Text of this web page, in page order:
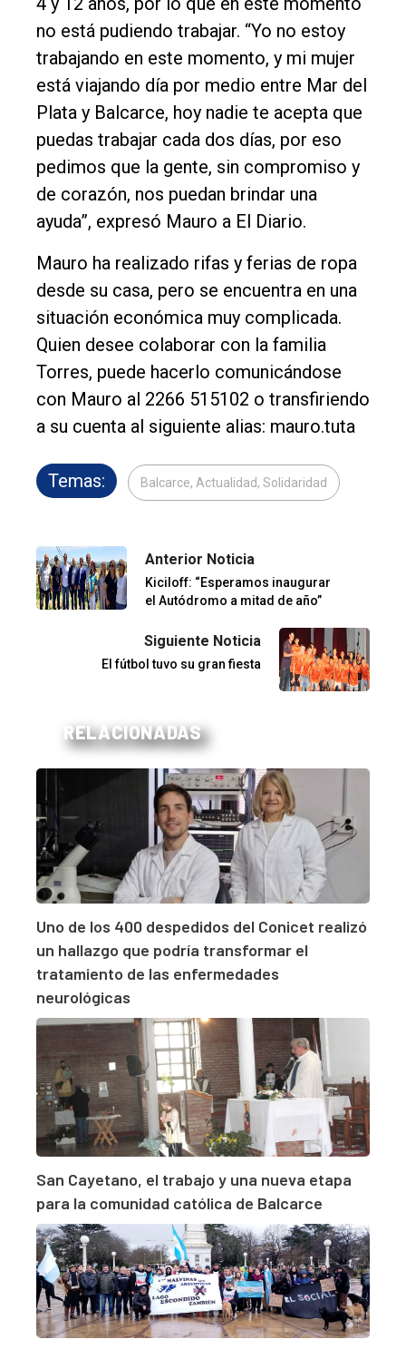
no está pudiendo trabajar. “Yo no estoy
trabajando en este momento, y mi mujer
está viajando día por medio entre Mar del
Plata y Balcarce, hoy nadie te acepta que
puedas trabajar cada dos días, por eso
pedimos que la gente, sin compromiso y
de corazón, nos puedan brindar una
ayuda”, expresó Mauro a El Diario.
Mauro ha realizado rifas y ferias de ropa
desde su casa, pero se encuentra en una
situación económica muy complicada.
Quien desee colaborar con la familia
Torres, puede hacerlo comunicándose
con Mauro al 2266 515102 o transfiriendo
a su cuenta al siguiente alias: mauro.tuta
Temas: Balcarce, Actualidad, Solidaridad
Anterior Noticia
Kiciloff: “Esperamos inaugurar
el Autódromo a mitad de año”
Siguiente Noticia
El fútbol tuvo su gran fiesta
RELACIONADAS
Uno de los 400 despedidos del Conicet realizó
un hallazgo que podría transformar el
tratamiento de las enfermedades
neurológicas
San Cayetano, el trabajo y una nueva etapa
para la comunidad católica de Balcarce